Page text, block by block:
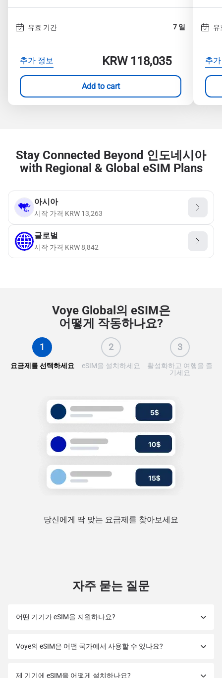
유효 기간 7 일
추가 정보 KRW 118,035
Add to cart
유
추
Stay Connected Beyond 인도네시아
with Regional & Global eSIM Plans
아시아
시작 가격 KRW 13,263
글로벌
시작 가격 KRW8,842
Voye Global의 eSIM은
어떻게 작동하나요?
1
요금제를 선택하세요
2
eSIM을 설치하세요
3
활성화하고 여행을 즐
기세요
당신에게 딱 맞는 요금제를 찾아보세요
자주 묻는 질문
어떤 기기가 eSIM을 지원하나요?
Voye의 eSIM은 어떤 국가에서 사용할 수 있나요?
제 기기에 eSIM을 어떻게 설치하나요?